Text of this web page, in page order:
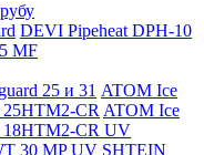
DEVI Pipeheat DPH-10
MF
25 и 31 ATOM Ice
25HTM2-CR ATOM Ice
18HTM2-CR UV
30 MP UV SHTEIN